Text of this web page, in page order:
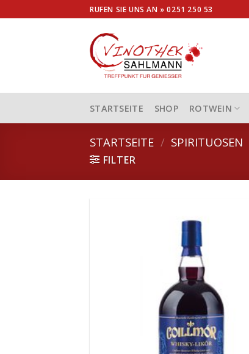
to
RUFEN SIE UNS AN »0251 250 53
STARTSEITE SHOP ROTWEIN
STARTSEITE / SPIRITUOSEN
FILTER